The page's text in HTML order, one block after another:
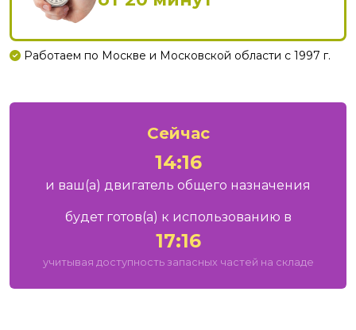
Работаем по Москве и Московской области с 1997 г.
Сейчас
14:16
и ваш(а) двигатель общего назначения
будет готов(а) к использованию в
17:16
учитывая доступность запасных частей на складе